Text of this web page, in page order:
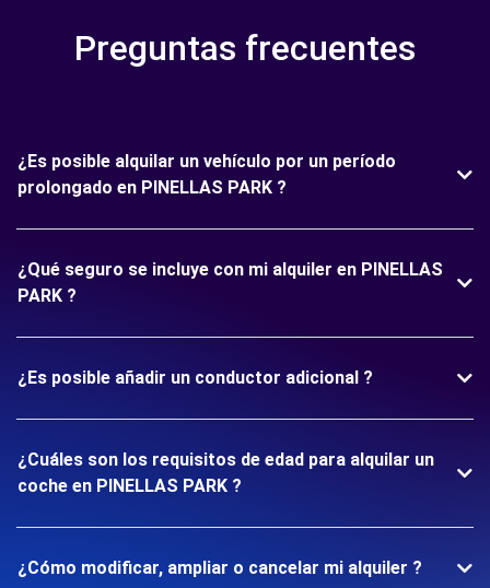
Preguntas frecuentes
¿Es posible alquilar un vehículo por un período
prolongado en PINELLAS PARK ?
¿Qué seguro se incluye con mi alquiler en PINELLAS
PARK ?
¿Es posible añadir un conductor adicional ?
¿Cuáles son los requisitos de edad para alquilar un
coche en PINELLAS PARK ?
¿Cómo modificar, ampliar o cancelar mi alquiler ?